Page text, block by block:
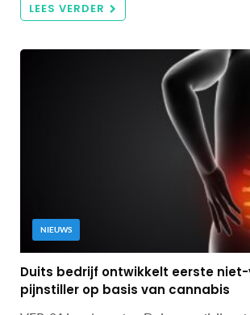
LEES VERDER
NIEUWS
Duits bedrijf ontwikkelt eerste
pijnstiller op basis van cannabis